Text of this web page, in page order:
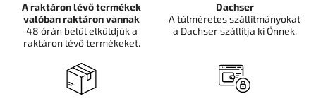
A raktáron lévő termékek
valóban raktáron vannak
48 órán belül elküldjük a
raktáron lévő termékeket.
Dachser
A túlméretes szállítmányokat
a Dachser szállítja ki Önnek.